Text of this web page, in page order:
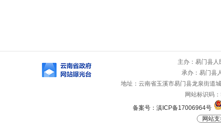
主办：易门县
承办：易门县
地址：云南省玉溪市易门县龙泉街
网站标识码
备案号：滇ICP备17006964号
网站